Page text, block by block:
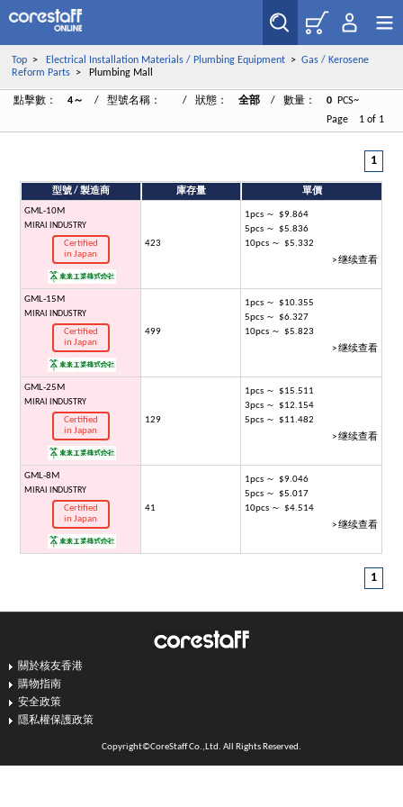
Top> Electrical Installation Materials / Plumbing Equipment> Gas / Kerosene
Reform Parts> Plumbing Mall
點擊數： 4～ / 型號名稱： / 狀態： 全部 / 數量： 0
PCS~
Page 1 of 1
1
型號 / 製造商 庫存量
單價
GML-10M
MIRAI INDUSTRY
Certified
in Japan
423
1pcs ～ $9.864
5pcs ～ $5.836
10pcs ～ $5.332
> 继续查看
GML-15M
MIRAI INDUSTRY
Certified
in Japan
499
1pcs ～ $10.355
5pcs ～ $6.327
10pcs ～ $5.823
> 继续查看
GML-25M
MIRAI INDUSTRY
Certified
in Japan
129
1pcs ～ $15.511
3pcs ～ $12.154
5pcs ～ $11.482
> 继续查看
GML-8M
MIRAI INDUSTRY
Certified
in Japan
41
1pcs ～ $9.046
5pcs ～ $5.017
10pcs ～ $4.514
> 继续查看
1
關於核友香港
購物指南
安全政策
隱私權保護政策
Copyright©CoreStaff Co.,Ltd. All Rights Reserved.